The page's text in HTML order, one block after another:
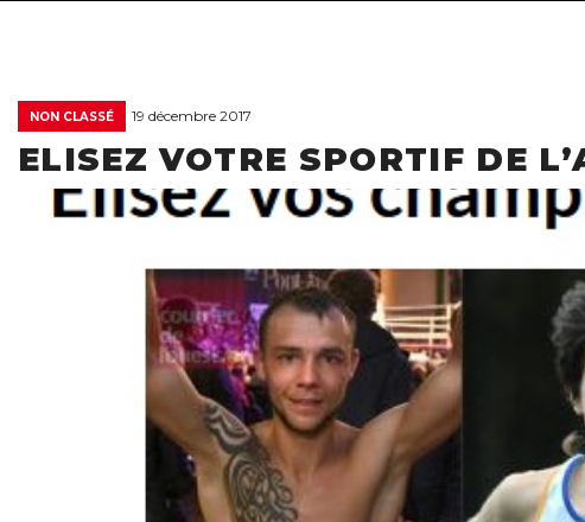
NON CLASSÉ 19 décembre 2017
ELISEZ VOTRE SPORTIF DE